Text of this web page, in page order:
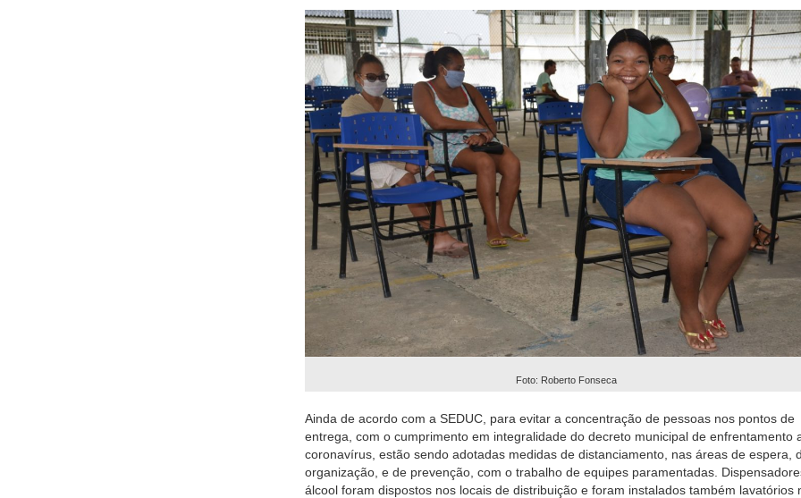
Foto: Roberto Fonseca
Ainda de acordo com a SEDUC, para evitar a concentração de pessoas nos pontos de
entrega, com o cumprimento em integralidade do decreto municipal de enfrentamento
coronavírus, estão sendo adotadas medidas de distanciamento, nas áreas de espera,
organização, e de prevenção, com o trabalho de equipes paramentadas.
álcool foram dispostos nos locais de distribuição e foram instalados também lavatórios